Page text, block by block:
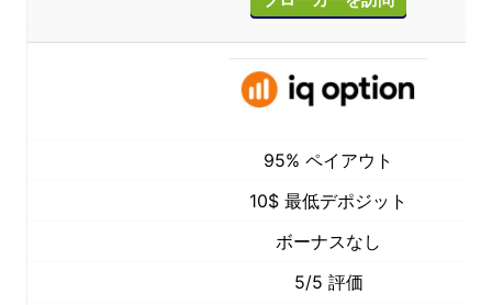
95% ペイアウト
10$ 最低デポジット
ボーナスなし
5/5 評価